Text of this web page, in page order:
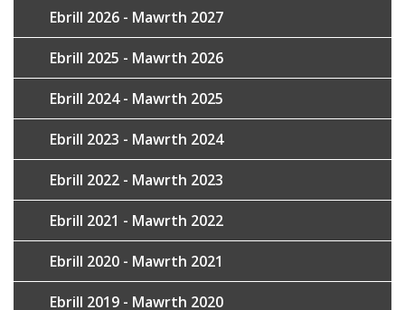
Ebrill 2026 - Mawrth 2027
Ebrill 2025 - Mawrth 2026
Ebrill 2024 - Mawrth 2025
Ebrill 2023 - Mawrth 2024
Ebrill 2022 - Mawrth 2023
Ebrill 2021 - Mawrth 2022
Ebrill 2020 - Mawrth 2021
Ebrill 2019 - Mawrth 2020